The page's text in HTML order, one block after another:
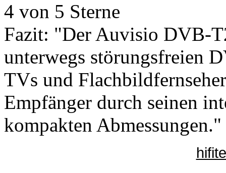
4 von 5 Sterne
Fazit: "Der Auvisio DVB-
unterwegs störungsfreien
TVs und
Empfänger durch seinen
kompakten Abmessungen."